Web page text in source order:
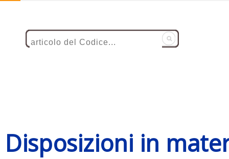
Disposizioni in